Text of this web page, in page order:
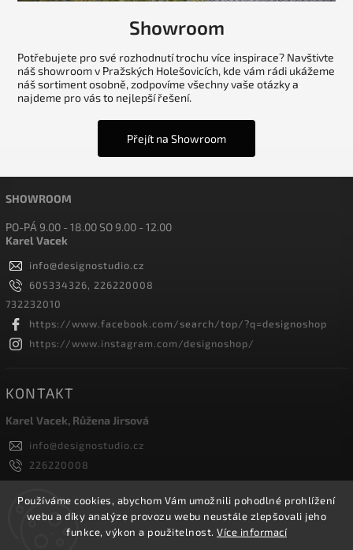
Používáme cookies, abychom Vám umožnili pohodlné prohlížení
webu a díky analýze provozu webu neustále zlepšovali jeho
funkce, výkon a použitelnost. Více informací
Showroom
Potřebujete pro své rozhodnutí trochu více inspirace? Navštivte
náš showroom v Pražských Holešovicích, kde vám rádi ukážeme
náš sortiment osobně, zodpovíme všechny vaše otázky a
najdeme pro vás to nejlepší řešení.
Přejít na Showroom
SHOWROOM
PO-PÁ 9.00 - 18.00 SO 9.00 - 12.00
Karel Vacek
info@designostudio.cz
605334326, 226220008
732232010
https://www.facebook.com/search/top/?q=designoshop
https://www.instagram.com/designoshop/
KONTAKT
Karel Vacek, Růžena Jirsová
info@designostudio.cz
226220008
605334326, 732232010
Designoshop
designoshop